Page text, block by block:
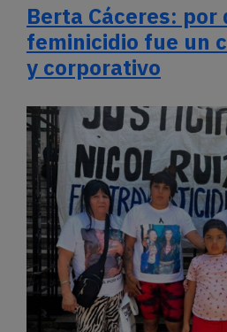
Berta Cáceres: por
feminicidio fue un
y corporativo